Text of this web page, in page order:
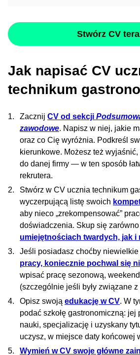
Stwórz CV
Jak napisać CV
technikum
Zacznij CV od sekcji
zawodowe. Napisz w niej, jakie
oraz co Cię wyróżnia. Podkreśl
kierunkowe. Możesz też
do danej firmy — w ten sposób
rekrutera.
Stwórz w CV ucznia technikum
wyczerpującą listę swoich
aby nieco „zrekompensować”
doświadczenia. Skup się
umiejętnościach twardych, jak i
Jeśli posiadasz choćby niewielkie
pracy, koniecznie pochwal się
wpisać pracę sezonową,
(szczególnie jeśli były związane
Opisz swoją edukację w CV. W
podać szkołę gastronomiczną: jej
nauki, specjalizację i uzyskany
uczysz, w miejsce daty końcowej
Wymień w CV swoje główne